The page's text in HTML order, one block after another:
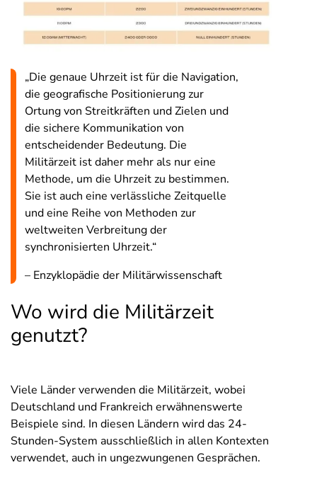
„Die genaue Uhrzeit ist für die Navigation,
die geografische Positionierung zur
Ortung von Streitkräften und Zielen und
die sichere Kommunikation von
entscheidender Bedeutung. Die
Militärzeit ist daher mehr als nur eine
Methode, um die Uhrzeit zu bestimmen.
Sie ist auch eine verlässliche Zeitquelle
und eine Reihe von Methoden zur
weltweiten Verbreitung der
synchronisierten Uhrzeit.“
– Enzyklopädie der Militärwissenschaft
Wo wird die Militärzeit
genutzt?
Viele Länder verwenden die Militärzeit, wobei
Deutschland und Frankreich erwähnenswerte
Beispiele sind. In diesen Ländern wird das 24-
Stunden-System ausschließlich in allen Kontexten
verwendet, auch in ungezwungenen Gesprächen.